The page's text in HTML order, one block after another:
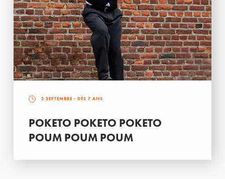
2 SEPTEMBRE - DÈS 7 ANS
POKETO POKETO POKETO
POUM POUM POUM